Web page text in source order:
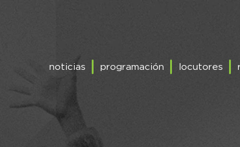
noticias programación locutores